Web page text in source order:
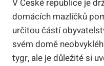
V České republice je
domácích mazlíčků
určitou částí
svém domě
tygr, ale je důležité si